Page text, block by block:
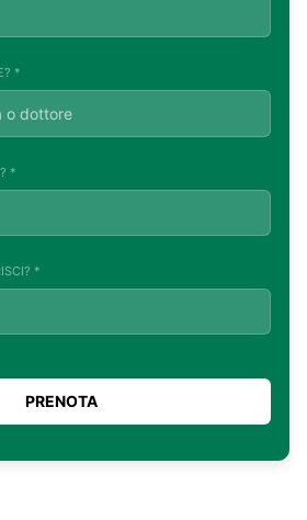
*
*
*